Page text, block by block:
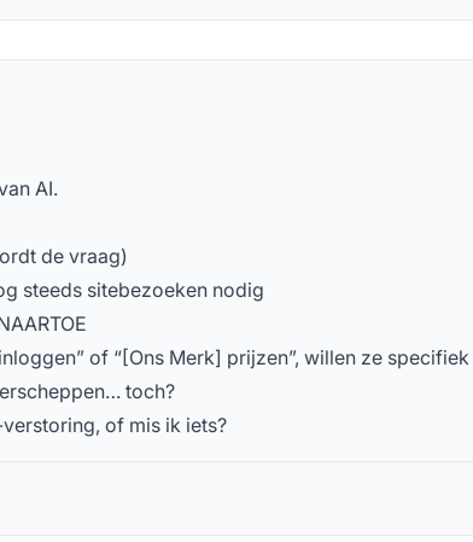
AI.
de vraag)
steeds sitebezoeken nodig
of “[Ons Merk] prijzen”, willen ze specifiek
toch?
of mis ik iets?